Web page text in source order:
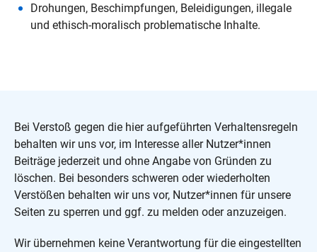
Drohungen, Beschimpfungen, Beleidigungen, illegale
und ethisch-moralisch problematische Inhalte.
Bei Verstoß gegen die hier aufgeführten Verhaltensregeln
behalten wir uns vor, im Interesse aller Nutzer*innen
Beiträge jederzeit und ohne Angabe von Gründen zu
löschen. Bei besonders schweren oder wiederholten
Verstößen behalten wir uns vor, Nutzer*innen für unsere
Seiten zu sperren und ggf. zu melden oder anzuzeigen.
Wir übernehmen keine Verantwortung für die eingestellten